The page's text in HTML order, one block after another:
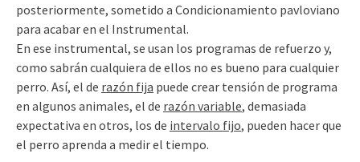
posteriormente, sometido a Condicionamiento pavloviano
para acabar en el Instrumental.
En ese instrumental, se usan los programas de refuerzo y,
como sabrán cualquiera de ellos no es bueno para cualquier
perro. Así, el de razón fija puede crear tensión de programa
en algunos animales, el de razón variable, demasiada
expectativa en otros, los de intervalo fijo, pueden hacer que
el perro aprenda a medir el tiempo.